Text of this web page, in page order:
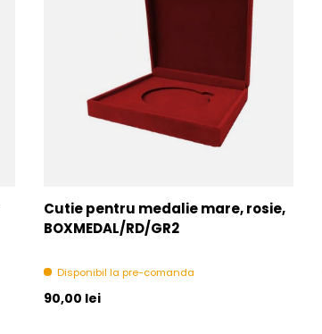
Cutie pentru medalie mare, rosie,
BOXMEDAL/RD/GR2
Disponibil la pre-comanda
Pret initial
90,00 lei